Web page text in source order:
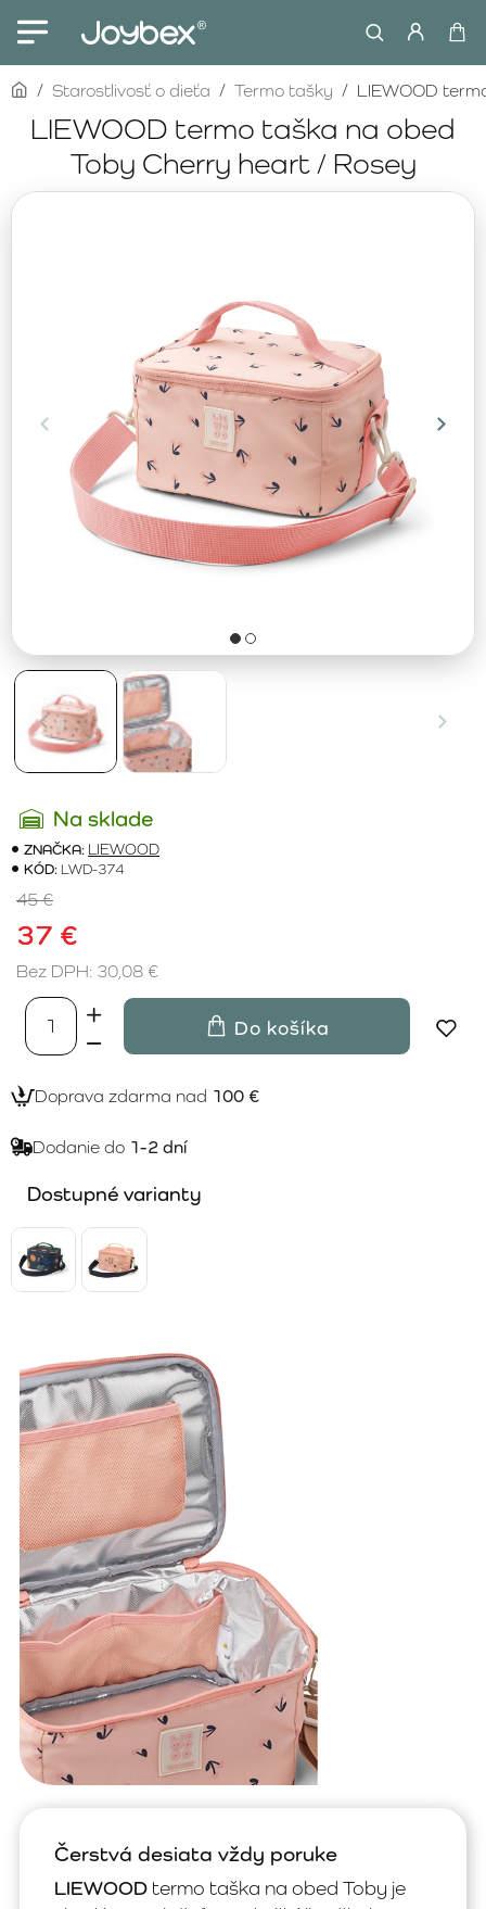
LIEWOOD termo taška na obed
Toby Cherry heart / Rosey
homeStarostlivosť o dieťa Termo tašky LIEWOOD
Na sklade
ZNAČKA: LIEWOOD
KÓD: LWD-374
37 €
45 €
Bez DPH: 30,08 €
Do košíka
Doprava zdarma nad 100 €
Dodanie do 1-2 dní
Dostupné varianty
Čerstvá desiata vždy poruke
LIEWOOD termo taška na obed Toby je